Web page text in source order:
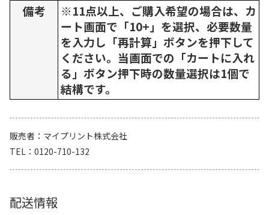
備考
※11点以上、ご購入希望の場合は、カ
ート画面で「10+」を選択、必要数量
を入力し「再計算」ボタンを押下して
ください。当画面での「カートに入れ
る」ボタン押下時の数量選択は1個で
結構です。
販売者
マイプリント株式会社
TEL
0120-710-132
配送情報